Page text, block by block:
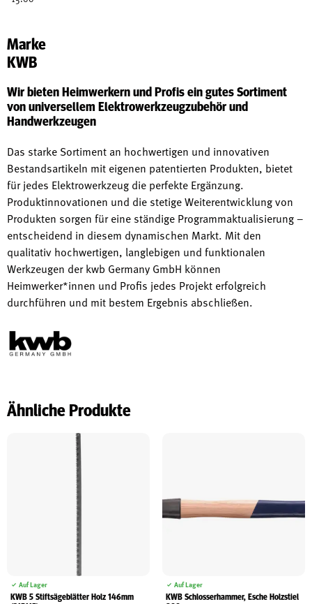
Marke
KWB
Wir bieten Heimwerkern und Profis ein gutes Sortiment
von universellem Elektrowerkzeugzubehör und
Handwerkzeugen
Das starke Sortiment an hochwertigen und innovativen
Bestandsartikeln mit eigenen patentierten Produkten, bietet
für jedes Elektrowerkzeug die perfekte Ergänzung.
Produktinnovationen und die stetige Weiterentwicklung von
Produkten sorgen für eine ständige Programmaktualisierung –
entscheidend in diesem dynamischen Markt. Mit den
qualitativ hochwertigen, langlebigen und funktionalen
Werkzeugen der kwb Germany GmbH können
Heimwerker*innen und Profis jedes Projekt erfolgreich
durchführen und mit bestem Ergebnis abschließen.
Ähnliche Produkte
Auf Lager
KWB 5 Stiftsägeblätter Holz 146mm
Auf Lager
KWB Schlosserhammer, Esche Holzstiel